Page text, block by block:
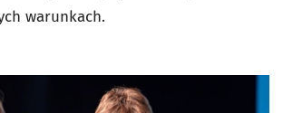
warunkach.